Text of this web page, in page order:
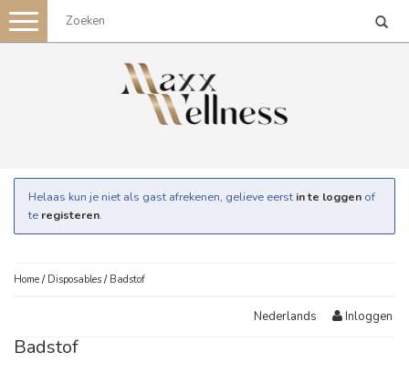
Toggle
navigation
Helaas kun je niet als gast afrekenen, gelieve eerst in te loggen of
te registeren.
Home / Disposables / Badstof
Nederlands Inloggen
Badstof